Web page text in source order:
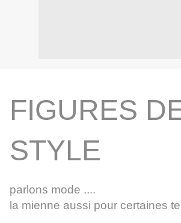
FIGURES
STYLE
parlons mode ....
la mienne aussi pour certaines